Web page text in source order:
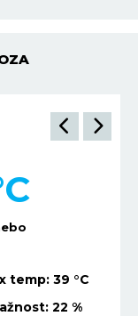
temp: 37 °C
21 %